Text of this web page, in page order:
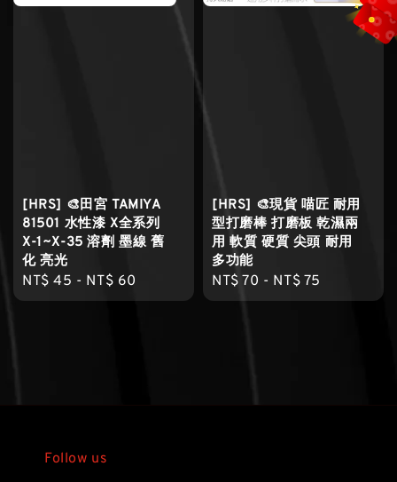
[HRS] 🎨田宮 TAMIYA
81501 水性漆 X全系列
X-1~X-35 溶劑 墨線 舊
化 亮光
Regular
price
NT$ 45 - NT$ 60
[HRS] 🎨現貨 喵匠 耐用
型打磨棒 打磨板 乾濕兩
用 軟質 硬質 尖頭 耐用
多功能
Regular
price
NT$ 70 - NT$ 75
Follow us